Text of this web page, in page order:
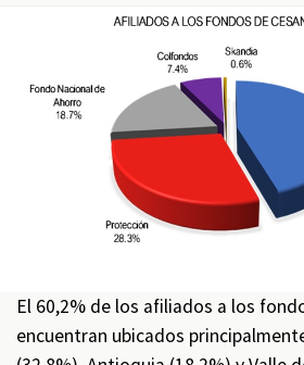
El 60,2% de los afiliados a los
encuentran ubicados